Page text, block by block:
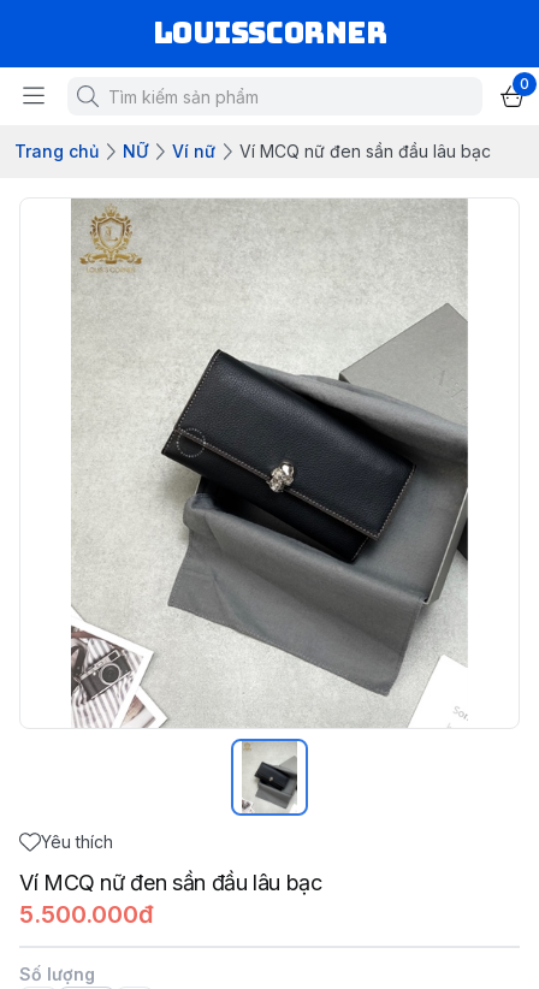
louisscorner
0
Trang chủ NỮ Ví nữ Ví MCQ nữ đen sần đầu lâu bạc
Yêu thích
Ví MCQ nữ đen sần đầu lâu bạc
5.500.000đ
Số lượng